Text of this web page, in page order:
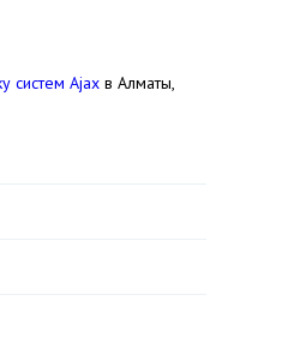
систем Ajax в Алматы,